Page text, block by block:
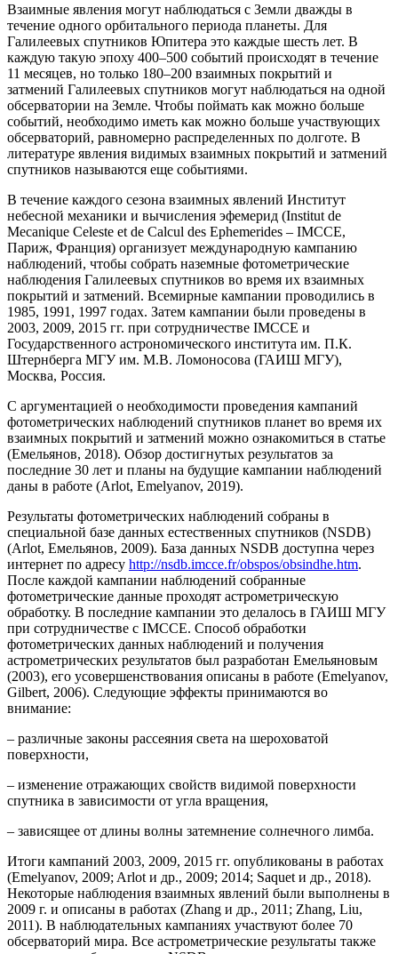
Взаимные явления могут наблюдаться с Земли дважды в
течение одного орбитального периода планеты. Для
Галилеевых спутников Юпитера это каждые шесть лет. В
каждую такую эпоху 400–500 событий происходят в течение
11 месяцев, но только 180–200 взаимных покрытий и
затмений Галилеевых спутников могут наблюдаться на одной
обсерватории на Земле. Чтобы поймать как можно больше
событий, необходимо иметь как можно больше участвующих
обсерваторий, равномерно распределенных по долготе. В
литературе явления видимых взаимных покрытий и затмений
спутников называются еще событиями.
В течение каждого сезона взаимных явлений Институт
небесной механики и вычисления эфемерид (Institut de
Mecanique Celeste et de Calcul des Ephemerides – IMCCE,
Париж, Франция) организует международную кампанию
наблюдений, чтобы собрать наземные фотометрические
наблюдения Галилеевых спутников во время их взаимных
покрытий и затмений. Всемирные кампании проводились в
1985, 1991, 1997 годах. Затем кампании были проведены в
2003, 2009, 2015 гг. при сотрудничестве IMCCE и
Государственного астрономического института им. П.К.
Штернберга МГУ им. М.В. Ломоносова (ГАИШ МГУ),
Москва, Россия.
С аргументацией о необходимости проведения кампаний
фотометрических наблюдений спутников планет во время их
взаимных покрытий и затмений можно ознакомиться в статье
(Емельянов, 2018). Обзор достигнутых результатов за
последние 30 лет и планы на будущие кампании наблюдений
даны в работе (Arlot, Emelyanov, 2019).
Результаты фотометрических наблюдений собраны в
специальной базе данных естественных спутников (NSDB)
(Arlot, Емельянов, 2009). База данных NSDB доступна через
интернет по адресу http://nsdb.imcce.fr/obspos/obsindhe.htm.
После каждой кампании наблюдений собранные
фотометрические данные проходят астрометрическую
обработку. В последние кампании это делалось в ГАИШ МГУ
при сотрудничестве с IMCCE. Способ обработки
фотометрических данных наблюдений и получения
астрометрических результатов был разработан Емельяновым
(2003), его усовершенствования описаны в работе (Emelyanov,
Gilbert, 2006). Следующие эффекты принимаются во
внимание:
– различные законы рассеяния света на шероховатой
поверхности,
– изменение отражающих свойств видимой поверхности
спутника в зависимости от угла вращения,
– зависящее от длины волны затемнение солнечного лимба.
Итоги кампаний 2003, 2009, 2015 гг. опубликованы в работах
(Emelyanov, 2009; Arlot и др., 2009; 2014; Saquet и др., 2018).
Некоторые наблюдения взаимных явлений были выполнены в
2009 г. и описаны в работах (Zhang и др., 2011; Zhang, Liu,
2011). В наблюдательных кампаниях участвуют более 70
обсерваторий мира. Все астрометрические результаты также